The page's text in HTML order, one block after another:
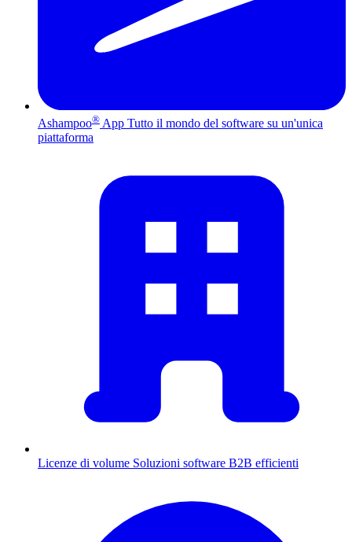
Ashampoo® App Tutto il mondo del software su un'unica
piattaforma
Licenze di volume Soluzioni software B2B efficienti